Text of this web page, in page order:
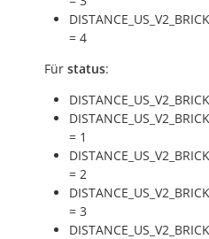
= 4
Für status:
= 1
= 2
= 3